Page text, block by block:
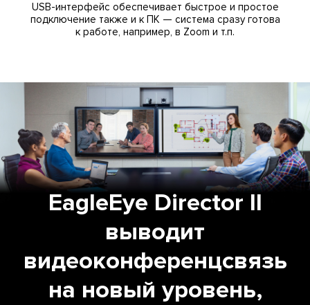
USB-интерфейс обеспечивает быстрое и простое
подключение также и к ПК — система сразу готова
к работе, например, в Zoom и т.п.
EagleEye Director II
выводит
видеоконференцсвязь
на новый уровень,